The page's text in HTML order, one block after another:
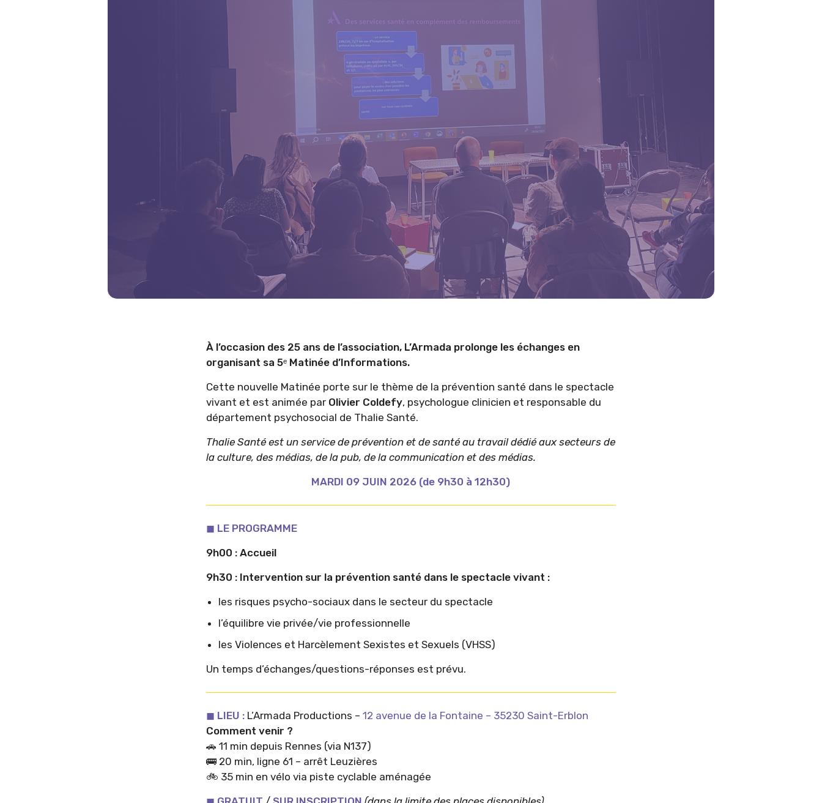
À l’occasion des 25 ans de l’association, L’Armada prolonge les échanges en
organisant sa 5ᵉ Matinée d’Informations.
Cette nouvelle Matinée porte sur le thème de la prévention santé dans le spectacle
vivant et est animée par Olivier Coldefy, psychologue clinicien et responsable du
département psychosocial de Thalie Santé.
Thalie Santé est un service de prévention et de santé au travail dédié aux secteurs de
la culture, des médias, de la pub, de la communication et des médias.
MARDI 09 JUIN 2026 (de 9h30 à 12h30)
◼︎ LE PROGRAMME
9h00 : Accueil
9h30 : Intervention sur la prévention santé dans le spectacle vivant :
les risques psycho-sociaux dans le secteur du spectacle
l’équilibre vie privée/vie professionnelle
les Violences et Harcèlement Sexistes et Sexuels (VHSS)
Un temps d’échanges/questions-réponses est prévu.
◼︎ LIEU : L’Armada Productions – 12 avenue de la Fontaine – 35230 Saint-Erblon
Comment venir ?
🚗 11 min depuis Rennes (via N137)
🚌 20 min, ligne 61 – arrêt Leuzières
🚲 35 min en vélo via piste cyclable aménagée